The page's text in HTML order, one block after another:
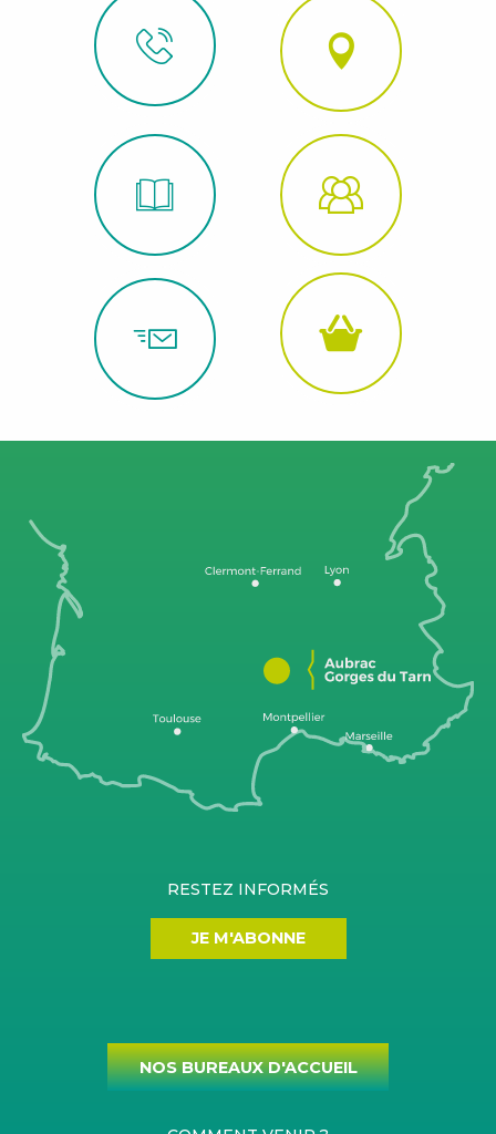
RESTEZ INFORMÉS
JE M'ABONNE
NOS BUREAUX D'ACCUEIL